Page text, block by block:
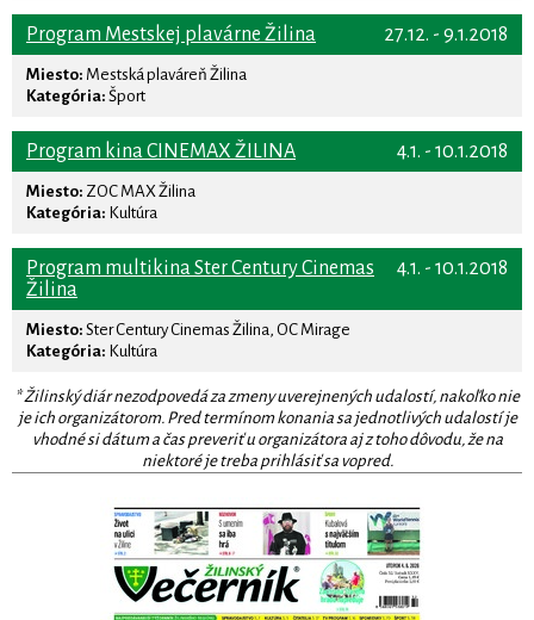
27.12. - 9.1.2018
Program Mestskej plavárne Žilina
Miesto: Mestská plaváreň Žilina
Kategória: Šport
4.1. - 10.1.2018
Program kina CINEMAX ŽILINA
Miesto: ZOC MAX Žilina
Kategória: Kultúra
4.1. - 10.1.2018
Program multikina Ster Century Cinemas
Žilina
Miesto: Ster Century Cinemas Žilina, OC Mirage
Kategória: Kultúra
* Žilinský diár nezodpovedá za zmeny uverejnených udalostí, nakoľko nie
je ich organizátorom. Pred termínom konania sa jednotlivých udalostí je
vhodné si dátum a čas preveriť u organizátora aj z toho dôvodu, že na
niektoré je treba prihlásiť sa vopred.